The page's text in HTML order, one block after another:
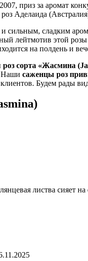
приз за аромат
Аделаида
сильным, сладким
лейтмотив этой
на полдень и
сорта «Жасмина
Наши саженцы роз
Будем рады
листва